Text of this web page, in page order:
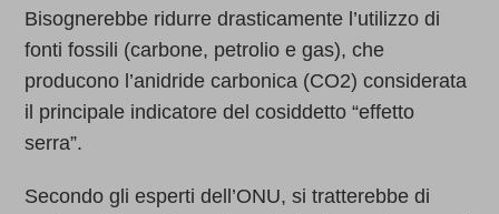
Bisognerebbe ridurre drasticamente l’utilizzo di
fonti fossili (carbone, petrolio e gas), che
producono l’anidride carbonica (CO2) considerata
il principale indicatore del cosiddetto “effetto
serra”.
Secondo gli esperti dell’ONU, si tratterebbe di